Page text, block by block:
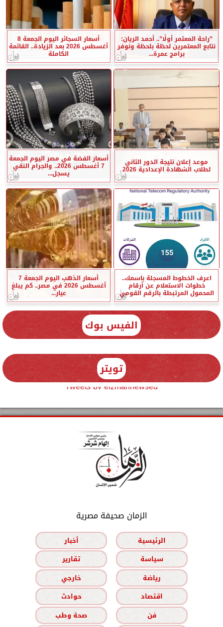
”راحة المعتمر أولًا”.. أحمد الريان:
نتابع المعتمرين لحظة بلحظة ونوفر
برامج عمرة...
أسعار السجائر اليوم الجمعة 8
أغسطس 2026 بعد الزيادة.. القائمة
الكاملة
موعد إعلان نتيجة الدور الثاني
لطلاب الشهادة الإعدادية 2026
أسعار الفضة في مصر اليوم الجمعة
7 أغسطس 2026.. والجرام النقي
يسجل...
اعرف الخطوط المسجلة باسمك..
خطوات الاستعلام عن أرقام
المحمول المرتبطة بالرقم القومي
أسعار الذهب اليوم الجمعة 7
أغسطس 2026 في مصر.. كم يبلغ
عيار...
الفيس بوك
تويتر
Tweets by elzmannewseg
الزمان صحيفة مصرية
الرئيسية
أخبار
سياسة
تقارير
رياضة
خارجي
اقتصاد
حوادث
فن
صحة وطب